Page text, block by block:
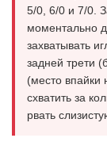
5/0, 6/0 и 7/0.
моментально
захватывать
задней трети
(место впайки
схватить за
рвать